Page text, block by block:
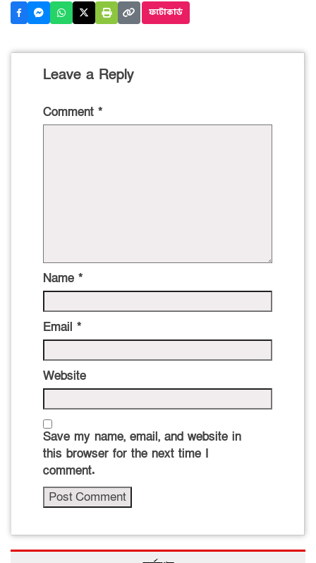
ফটোকার্ড
Leave a Reply
Comment *
Name *
Email *
Website
Save my name, email, and website in
this browser for the next time I
comment.